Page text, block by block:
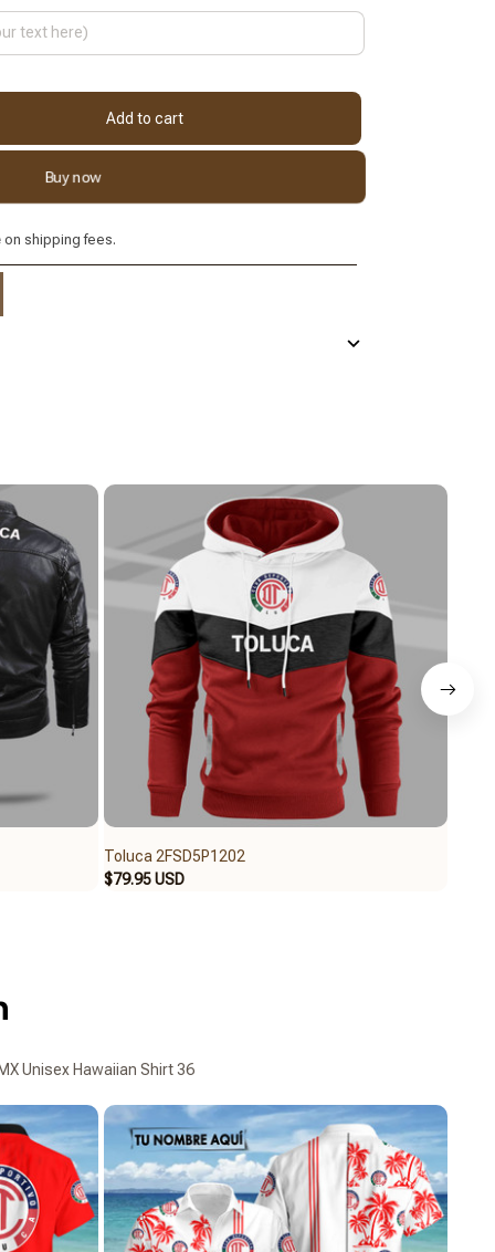
Add to cart
Buy now
on shipping fees.
Toluca 2FSD5P1202
$79.95 USD
Unisex Hawaiian Shirt 36